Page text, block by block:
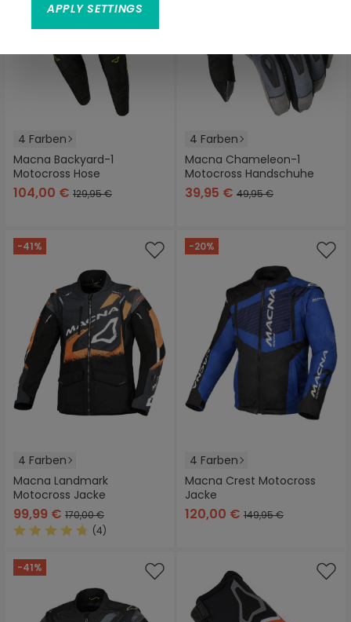
4 Farben
Macna Backyard-1
Motocross Hose
104,00 € 129,95 €
4 Farben
Macna Chameleon-1
Motocross Handschuhe
39,95 € 49,95 €
-41%
4 Farben
Macna Landmark
Motocross Jacke
99,99 € 170,00 €
(4)
-20%
4 Farben
Macna Crest Motocross
Jacke
120,00 € 149,95 €
-41%
APPLY SETTINGS